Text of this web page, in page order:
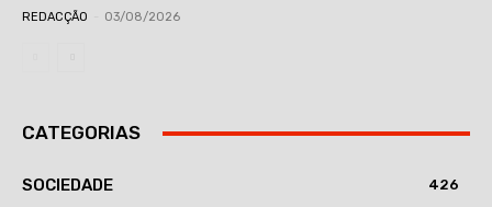
REDACÇÃO 03/08/2026
CATEGORIAS
SOCIEDADE 426